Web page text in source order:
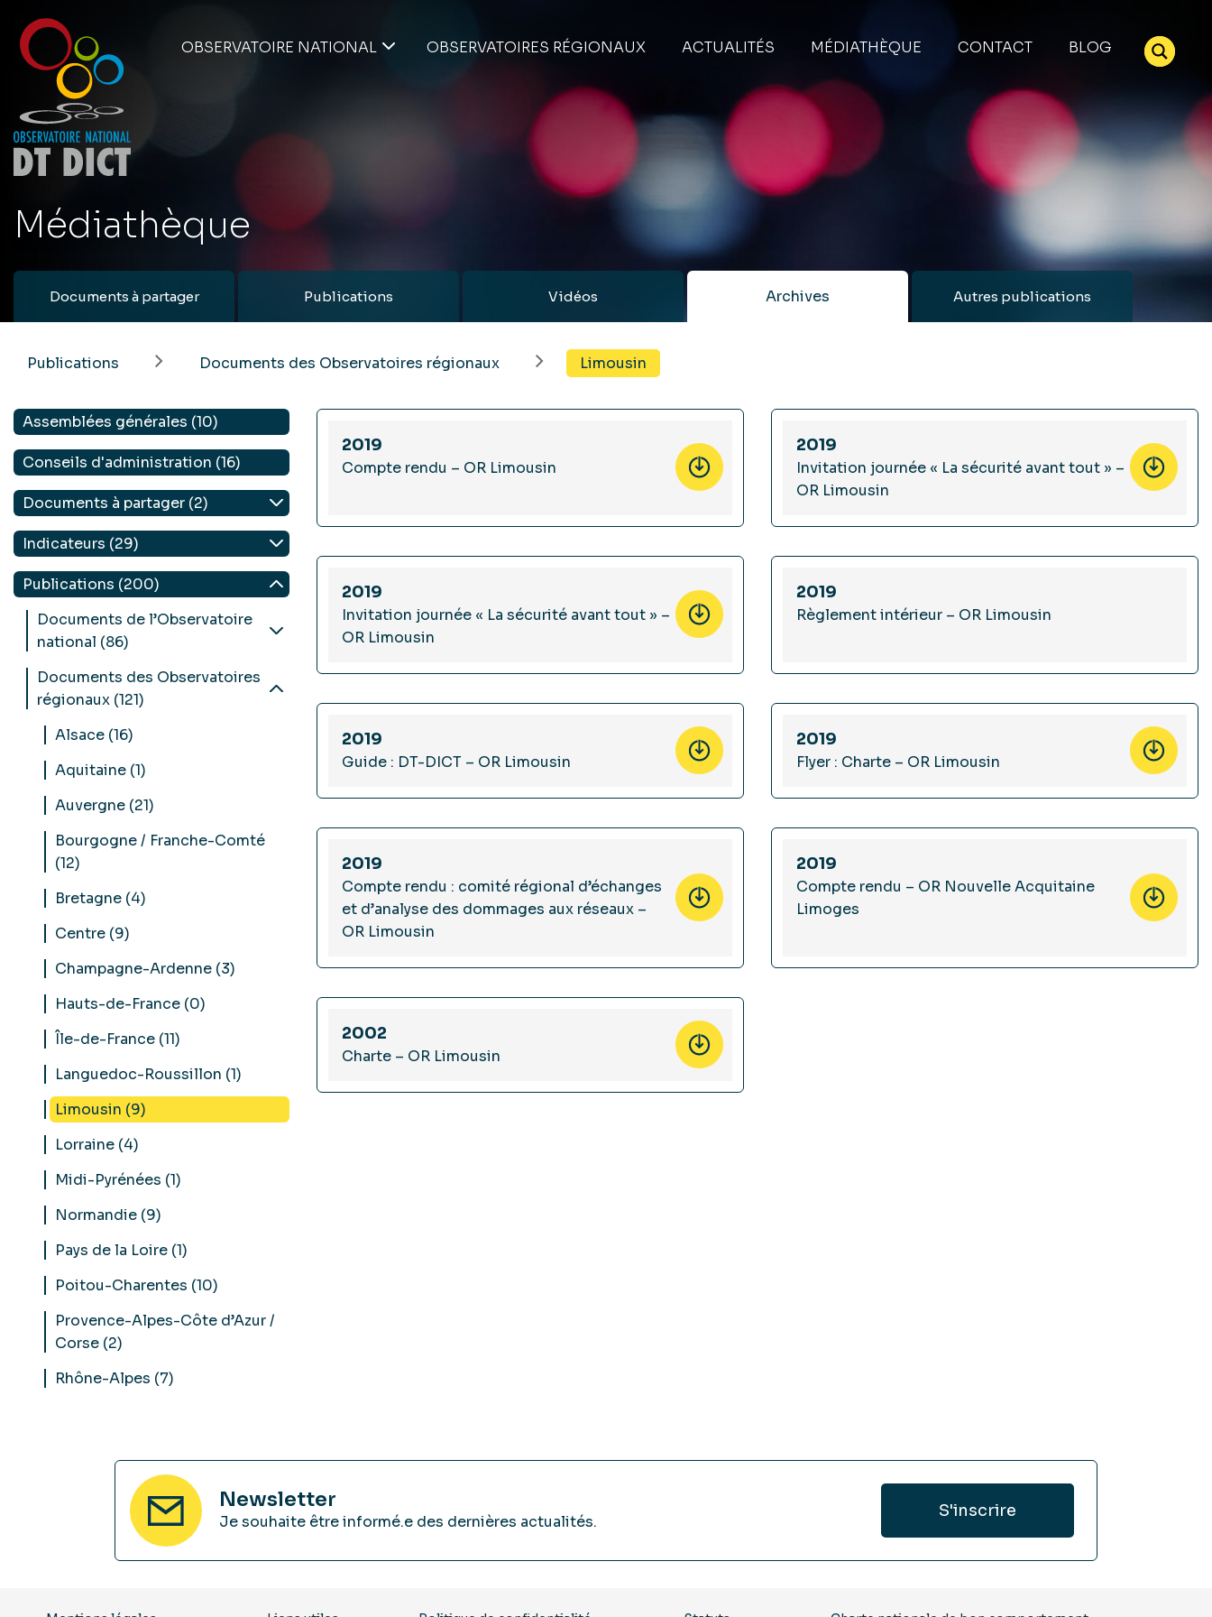
OBSERVATOIRE NATIONAL OBSERVATOIRES RÉGIONAUX ACTUALITÉS MÉDIATHÈQUE CONTACT BLOG
Médiathèque
Documents à partager Publications Vidéos Archives Autres publications
Publications Documents des Observatoires régionaux Limousin
Assemblées générales (10)
Conseils d'administration (16)
Documents à partager (2)
Indicateurs (29)
Publications (200)
Documents de l’Observatoire
national (86)
Documents des Observatoires
régionaux (121)
Alsace (16)
Aquitaine (1)
Auvergne (21)
Bourgogne / Franche-Comté
(12)
Bretagne (4)
Centre (9)
Champagne-Ardenne (3)
Hauts-de-France (0)
Île-de-France (11)
Languedoc-Roussillon (1)
Limousin (9)
Lorraine (4)
Midi-Pyrénées (1)
Normandie (9)
Pays de la Loire (1)
Poitou-Charentes (10)
Provence-Alpes-Côte d’Azur /
Corse (2)
Rhône-Alpes (7)
2019
Compte rendu – OR Limousin
2019
Invitation journée « La sécurité avant tout » –
OR Limousin
2019
Invitation journée « La sécurité avant tout » –
OR Limousin
2019
Règlement intérieur – OR Limousin
2019
Guide : DT-DICT – OR Limousin
2019
Flyer : Charte – OR Limousin
2019
Compte rendu : comité régional d’échanges
et d’analyse des dommages aux réseaux –
OR Limousin
2019
Compte rendu – OR Nouvelle Acquitaine
Limoges
2002
Charte – OR Limousin
Newsletter
Je souhaite être informé.e des dernières actualités.